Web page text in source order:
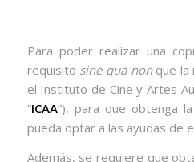
Para poder realizar una
requisito sine qua non que la
el Instituto de Cine y Artes
“ICAA”), para que obtenga
pueda optar a las ayudas de
Además, se requiere que